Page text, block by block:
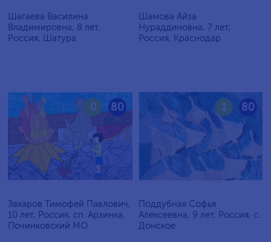
Шагаева Василина
Владимировна, 8 лет,
Россия, Шатура
Шамова Айза
Нураддиновна, 7 лет,
Россия, Краснодар
80
0
Захаров Тимофей Павлович,
10 лет, Россия, сп. Арзинка,
Починковский МО
80
1
Поддубная Софья
Алексеевна, 9 лет, Россия, c.
Донское